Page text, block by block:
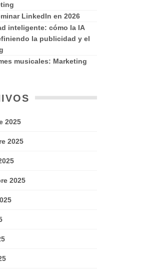
LinkedIn en 2026
inteligente: cómo la IA
la publicidad y el
musicales: Marketing
2025
2025
2025